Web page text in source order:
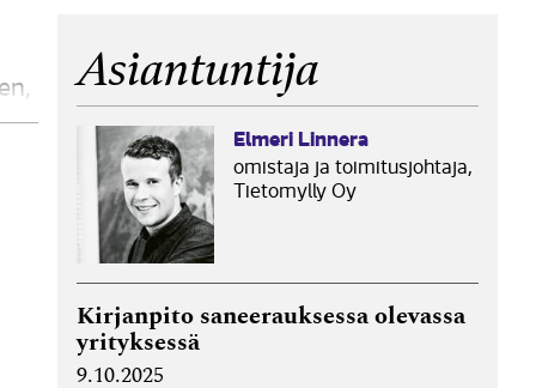
Asiantuntija
Elmeri Linnera
omistaja ja toimitusjohtaja,
Tietomylly Oy
Kirjanpito saneerauksessa olevassa
yrityksessä
9.10.2025